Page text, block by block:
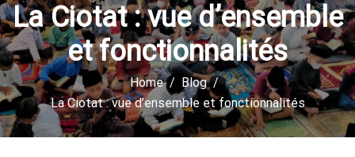
La Ciotat : vue d’ensemble
et fonctionnalités
Home
Blog
La Ciotat : vue d’ensemble et fonctionnalités